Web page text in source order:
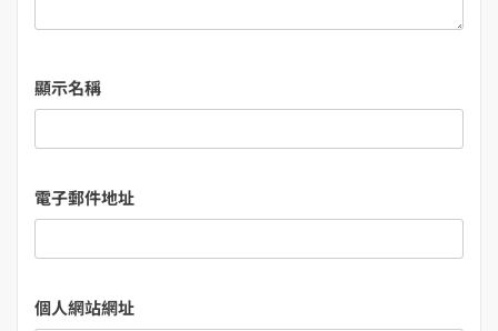
顯示名稱
電子郵件地址
個人網站網址